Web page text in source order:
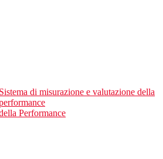
Sistema di misurazione e valutazione della
Performance